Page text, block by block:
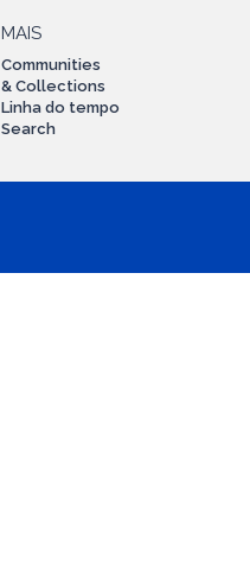
MAIS
Communities
& Collections
Linha do tempo
Search